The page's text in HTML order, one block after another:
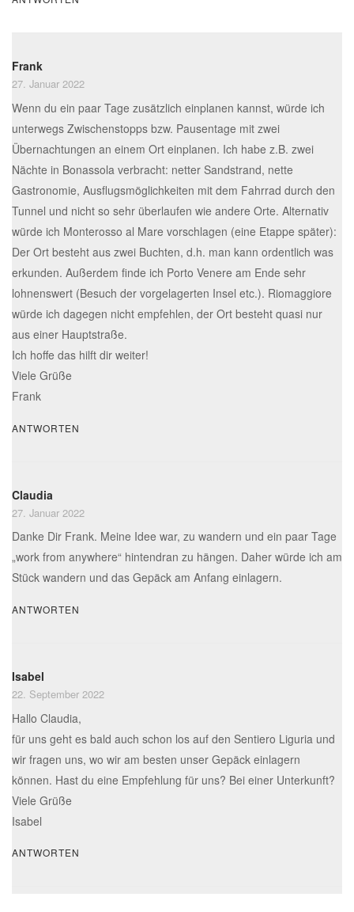
Frank
27. Januar 2022
Wenn du ein paar Tage zusätzlich einplanen kannst, würde ich
unterwegs Zwischenstopps bzw. Pausentage mit zwei
Übernachtungen an einem Ort einplanen. Ich habe z.B. zwei
Nächte in Bonassola verbracht: netter Sandstrand, nette
Gastronomie, Ausflugsmöglichkeiten mit dem Fahrrad durch den
Tunnel und nicht so sehr überlaufen wie andere Orte. Alternativ
würde ich Monterosso al Mare vorschlagen (eine Etappe später):
Der Ort besteht aus zwei Buchten, d.h. man kann ordentlich was
erkunden. Außerdem finde ich Porto Venere am Ende sehr
lohnenswert (Besuch der vorgelagerten Insel etc.). Riomaggiore
würde ich dagegen nicht empfehlen, der Ort besteht quasi nur
aus einer Hauptstraße.
Ich hoffe das hilft dir weiter!
Viele Grüße
Frank
ANTWORTEN
Claudia
27. Januar 2022
Danke Dir Frank. Meine Idee war, zu wandern und ein paar Tage
„work from anywhere“ hintendran zu hängen. Daher würde ich am
Stück wandern und das Gepäck am Anfang einlagern.
ANTWORTEN
Isabel
22. September 2022
Hallo Claudia,
für uns geht es bald auch schon los auf den Sentiero Liguria und
wir fragen uns, wo wir am besten unser Gepäck einlagern
können. Hast du eine Empfehlung für uns? Bei einer Unterkunft?
Viele Grüße
Isabel
ANTWORTEN